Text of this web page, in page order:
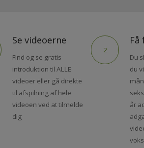
Find og se gratis
introduktion til ALLE
videoer eller gå direkte
til afspilning af hele
2